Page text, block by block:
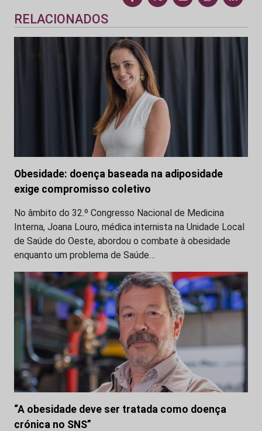
RELACIONADOS
Obesidade: doença baseada na adiposidade
exige compromisso coletivo
No âmbito do 32.º Congresso Nacional de Medicina
Interna, Joana Louro, médica internista na Unidade Local
de Saúde do Oeste, abordou o combate à obesidade
enquanto um problema de Saúde…
“A obesidade deve ser tratada como doença
crónica no SNS”